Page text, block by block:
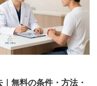
無料の条件・方法・